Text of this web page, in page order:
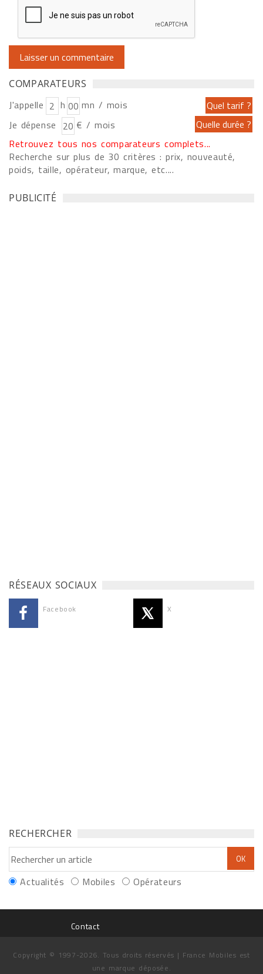
COMPARATEURS
J'appelle h
mn / mois
Je dépense
€ / mois
Retrouvez tous nos comparateurs complets...
Recherche sur plus de 30 critères : prix, nouveauté,
poids, taille, opérateur, marque, etc....
PUBLICITÉ
RÉSEAUX SOCIAUX
Facebook X
RECHERCHER
Actualités Mobiles Opérateurs
Contact
Copyright © 1997-2026. Tous droits réservés | France Mobiles est
une marque déposée.